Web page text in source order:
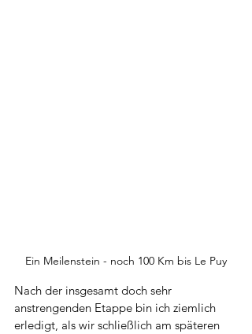
Ein Meilenstein - noch 100 Km bis Le Puy
Nach der insgesamt doch sehr
anstrengenden Etappe bin ich ziemlich
erledigt, als wir schließlich am späteren